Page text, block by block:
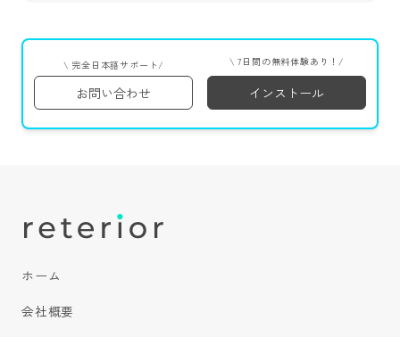
\ 完全日本語サポート/
お問い合わせ
\ 7日間の無料体験あり！/
インストール
ホーム
会社概要